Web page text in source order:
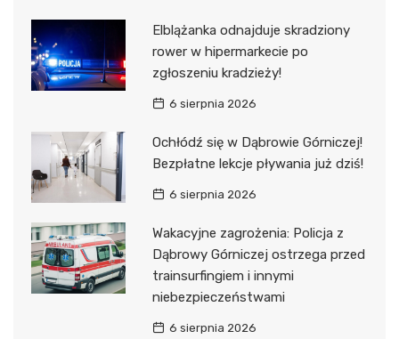
Elblążanka odnajduje skradziony
rower w hipermarkecie po
zgłoszeniu kradzieży!
6 sierpnia 2026
Ochłódź się w Dąbrowie Górniczej!
Bezpłatne lekcje pływania już dziś!
6 sierpnia 2026
Wakacyjne zagrożenia: Policja z
Dąbrowy Górniczej ostrzega przed
trainsurfingiem i innymi
niebezpieczeństwami
6 sierpnia 2026